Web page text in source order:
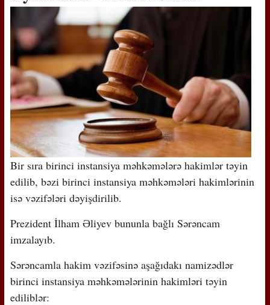
Bir sıra birinci instansiya məhkəmələrə hakimlər təyin
edilib, bəzi birinci instansiya məhkəmələri hakimlərinin
isə vəzifələri dəyişdirilib.
Prezident İlham Əliyev bununla bağlı Sərəncam
imzalayıb.
Sərəncamla hakim vəzifəsinə aşağıdakı namizədlər
birinci instansiya məhkəmələrinin hakimləri təyin
ediliblər: